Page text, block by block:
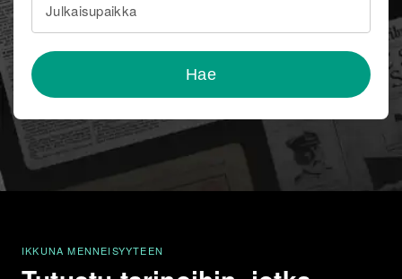
Julkaisupaikka
Hae
IKKUNA MENNEISYYTEEN